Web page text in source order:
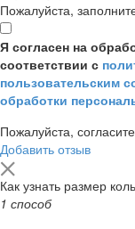
Пожалуйста,
Я согласен на
соответствии с
пользовательским
обработки
Пожалуйста,
Добавить отзыв
Как узнать размер
1 способ